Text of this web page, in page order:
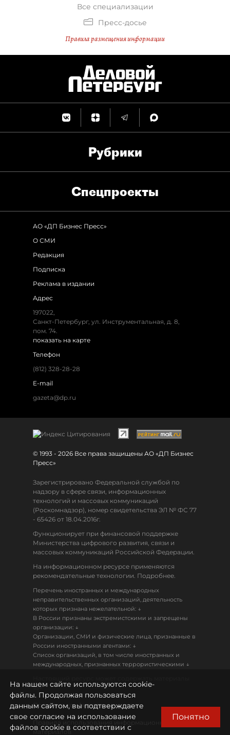
Все специализации
Пресс-досье
Правила размещения информации
Рубрики
Спец­проекты
АО «ДП Бизнес Пресс»
О СМИ
Редакция
Подписка
Реклама в издании
Адрес
197022,
Санкт-Петербург, ул. Инструментальная, д. 8,
пом. 74.
показать на карте
Телефон
(812) 328-28-28
E-mail
gazeta@dp.ru
© 1993 - 2026 Все права защищены АО «ДП Бизнес
Пресс»
Зарегистрировано Федеральной службой по
надзору в сфере связи, информационных
технологий и массовых коммуникаций
(Роскомнадзор), номер свидетельства ЭЛ № ФС 77
- 65426 от 18.04.2016г.
Функционирует при финансовой поддержке
Министерства цифрового развития, связи и
массовых коммуникаций Российской Федерации.
На информационном ресурсе применяются
рекомендательные технологии. Подробнее.
Перечень иностранных и международных
неправительственных организаций, деятельность
которых признана нежелательной: ↓
В России признаны экстремистскими и запрещены
организации: ↓
Организации, СМИ и физические лица, признанные в
России иностранными агентами: ↓
Список организаций, в том числе иностранных и
международных, признанных террористическими ↓
18+
Политика конфиденциальности
Правила использования информационных
материалов
На нашем сайте используются cookie-
файлы. Продолжая пользоваться
данным сайтом, вы подтверждаете
свое согласие на использование
файлов cookie в соответствии с
Понятно